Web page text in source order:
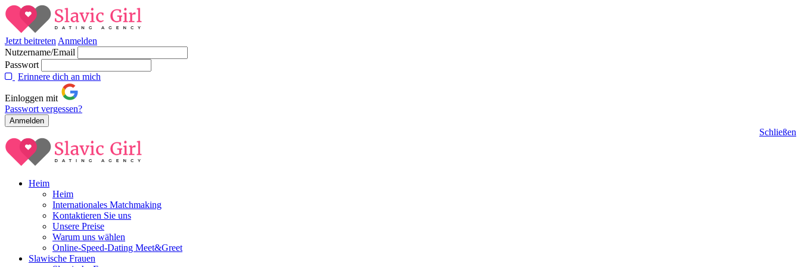
Jetzt beitreten Anmelden
Nutzername/Email
Passwort
Erinnere dich an mich
Einloggen mit
Passwort vergessen?
Schließen
Heim
Heim
Internationales Matchmaking
Kontaktieren Sie uns
Unsere Preise
Warum uns wählen
Online-Speed-Dating Meet&Greet
Slawische Frauen